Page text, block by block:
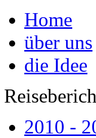
Home
über uns
die Idee
2010 -